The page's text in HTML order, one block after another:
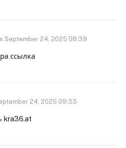
September 24, 2025 08:39
ссылка
24, 2025 09:33
kra36.at